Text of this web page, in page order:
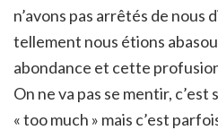
n’avons pas arrêtés de nous
tellement nous étions
abondance et cette
On ne va pas se mentir,
« too much » mais c’est